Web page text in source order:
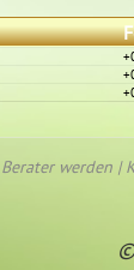
Berater werden |